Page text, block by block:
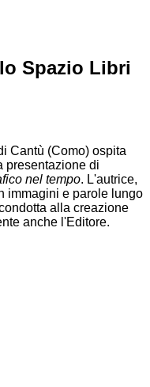
Spazio Libri
Cantù (Como) ospita
presentazione di
nel tempo. L'autrice,
immagini e parole lungo
alla creazione
anche l'Editore.